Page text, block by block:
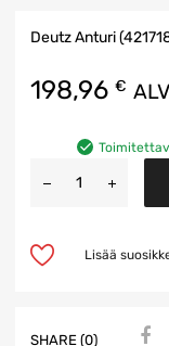
Deutz Anturi
198,96 €
Lisää
SHARE (0)